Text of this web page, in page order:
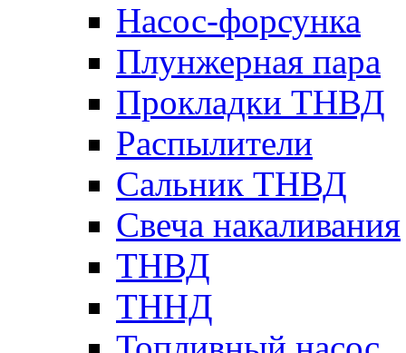
Насос-форсунка
Плунжерная пара
Прокладки ТНВД
Распылители
Сальник ТНВД
Свеча накаливания
ТНВД
ТННД